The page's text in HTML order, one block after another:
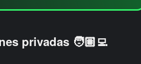
privadas 🧑🏽‍💻